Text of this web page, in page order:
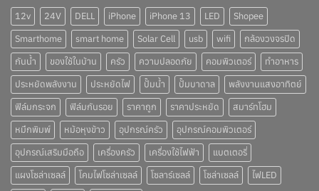
12v 24V DELL iPhone iPhone 13 LED
Shopee
Smarthome
smart home Solar Cell usb wifi
กล้องวงจรปิด
กันน้ำ
ของใช้ในบ้าน ครัว ความปลอดภัย คอมพิวเตอร์
ทำอาหาร
ประหยัดพลังงาน
ประหยัดไฟ ปั๊มน้ำ ปั๊มบาดาล
พลังงานแสงอาทิตย์
ฟิล์มกระจก
ฟิล์มกันรอย ราคาถูก ราคาประหยัด
สมาร์ทโฮม
หมึกพิมพ์
หม้อหุงข้าว อุปกรณ์ครัว
อุปกรณ์คอมพิวเตอร์
อุปกรณ์เสริมมือถือ
เครื่องครัว เครื่องใช้ไฟฟ้า
แบตเตอรี่
แผงโซล่าเซลล์
โคมไฟโซล่าเซลล์ โซลาร์เซลล์ โซล่าเซลล์
ไฟLED